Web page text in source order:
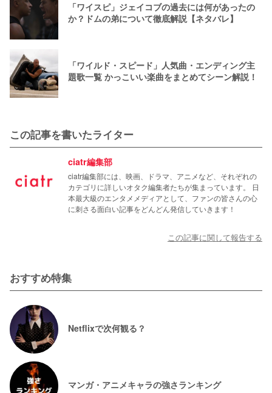
「ワイスピ」ジェイコブの過去には何があったの
か？ドムの弟について徹底解説【ネタバレ】
「ワイルド・スピード」人気曲・エンディング主
題歌一覧 かっこいい楽曲をまとめてシーン解説！
この記事を書いたライター
ciatr編集部
ciatr編集部には、映画、ドラマ、アニメなど、それぞれの
カテゴリに詳しいオタク編集者たちが集まっています。 日
本最大級のエンタメメディアとして、ファンの皆さんの心
に刺さる面白い記事をどんどん発信していきます！
この記事に関して報告する
おすすめ特集
Netflixで次何観る？
マンガ・アニメキャラの強さランキング